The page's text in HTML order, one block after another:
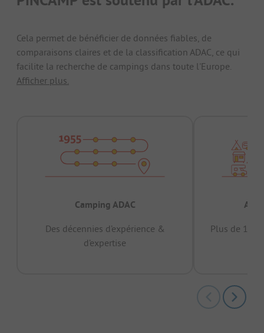
Cela permet de bénéficier de données fiables, de
comparaisons claires et de la classification ADAC, ce qui
facilite la recherche de campings dans toute l'Europe.
Afficher plus.
Camping ADAC
Des décennies d’expérience &
d’expertise
Plus de 15